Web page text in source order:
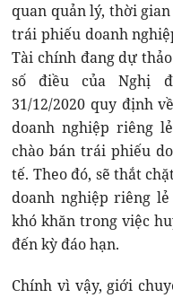
quan quản lý, thời
trái phiếu doanh
Tài chính đang dự
số điều của Nghị
31/12/2020 quy định
doanh nghiệp riêng
chào bán trái phiếu
tế. Theo đó, sẽ thắt
doanh nghiệp riêng
khó khăn trong việc
đến kỳ đáo hạn.
Chính vì vậy, giới